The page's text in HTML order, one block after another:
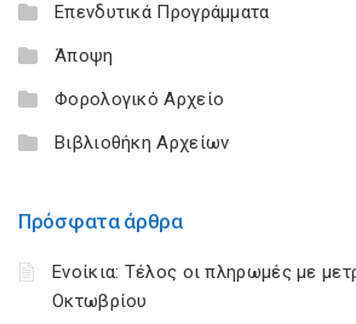
Επενδυτικά Προγράμματα
Άποψη
Φορολογικό Αρχείο
Βιβλιοθήκη Αρχείων
Πρόσφατα άρθρα
Ενοίκια: Τέλος οι πληρωμές με
Οκτωβρίου